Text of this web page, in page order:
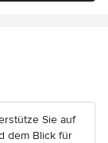
Sie auf
dem Blick für